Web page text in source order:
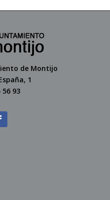
de Montijo
1
56 93